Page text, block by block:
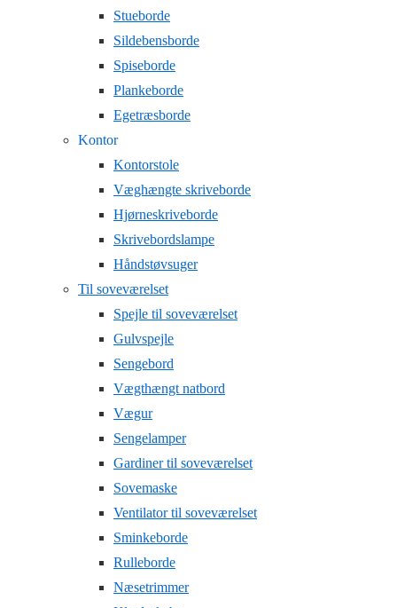
Stueborde
Sildebensborde
Spiseborde
Plankeborde
Egetræsborde
Kontor
Kontorstole
Væghængte skriveborde
Hjørneskriveborde
Skrivebordslampe
Håndstøvsuger
Til soveværelset
Spejle til soveværelset
Gulvspejle
Sengebord
Vægthængt natbord
Vægur
Sengelamper
Gardiner til soveværelset
Sovemaske
Ventilator til soveværelset
Sminkeborde
Rulleborde
Næsetrimmer